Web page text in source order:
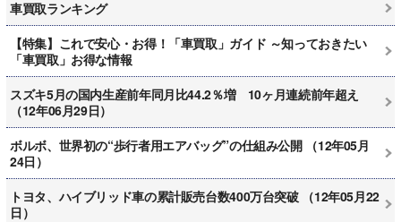
車買取ランキング
【特集】これで安心・お得！「車買取」ガイド ～知っておきたい
「車買取」お得な情報
スズキ5月の国内生産前年同月比44.2％増 10ヶ月連続前年超え
（12年06月29日）
ボルボ、世界初の“歩行者用エアバッグ”の仕組み公開 （12年05月
24日）
トヨタ、ハイブリッド車の累計販売台数400万台突破 （12年05月22
日）